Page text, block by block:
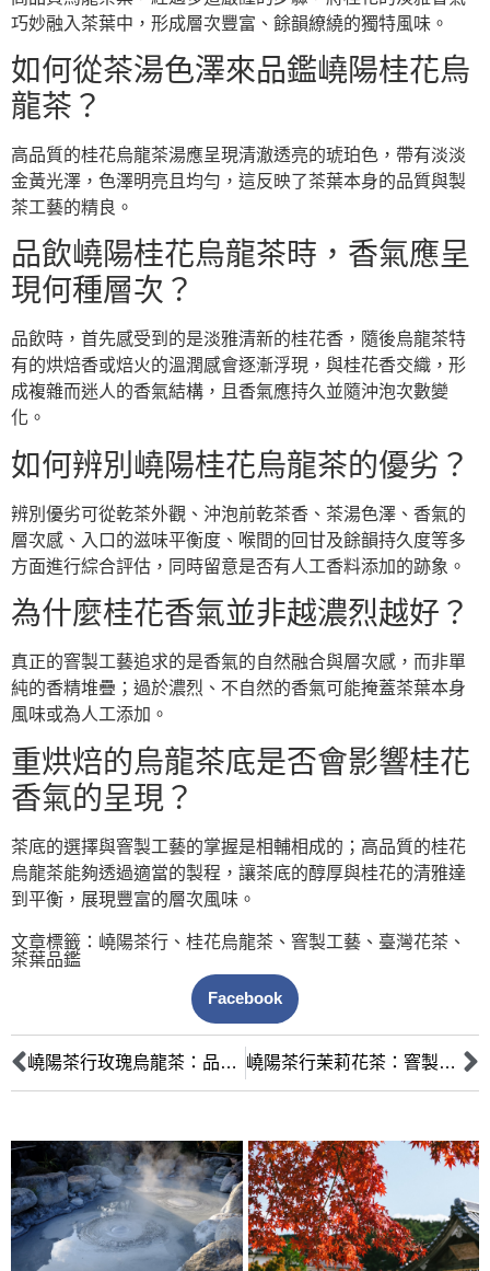
巧妙融入茶葉中，形成層次豐富、餘韻繚繞的獨特風味。
如何從茶湯色澤來品鑑嶢陽桂花烏
龍茶？
高品質的桂花烏龍茶湯應呈現清澈透亮的琥珀色，帶有淡淡
金黃光澤，色澤明亮且均勻，這反映了茶葉本身的品質與製
茶工藝的精良。
品飲嶢陽桂花烏龍茶時，香氣應呈
現何種層次？
品飲時，首先感受到的是淡雅清新的桂花香，隨後烏龍茶特
有的烘焙香或焙火的溫潤感會逐漸浮現，與桂花香交織，形
成複雜而迷人的香氣結構，且香氣應持久並隨沖泡次數變
化。
如何辨別嶢陽桂花烏龍茶的優劣？
辨別優劣可從乾茶外觀、沖泡前乾茶香、茶湯色澤、香氣的
層次感、入口的滋味平衡度、喉間的回甘及餘韻持久度等多
方面進行綜合評估，同時留意是否有人工香料添加的跡象。
為什麼桂花香氣並非越濃烈越好？
真正的窨製工藝追求的是香氣的自然融合與層次感，而非單
純的香精堆疊；過於濃烈、不自然的香氣可能掩蓋茶葉本身
風味或為人工添加。
重烘焙的烏龍茶底是否會影響桂花
香氣的呈現？
茶底的選擇與窨製工藝的掌握是相輔相成的；高品質的桂花
烏龍茶能夠透過適當的製程，讓茶底的醇厚與桂花的清雅達
到平衡，展現豐富的層次風味。
文章標籤： 嶢陽茶行 、 桂花烏龍茶 、 窨製工藝 、 臺灣花茶 、
茶葉品鑑
Facebook
嶢陽茶行玫瑰烏龍茶：品味優雅花香與身心舒緩的極致饗宴 嶢陽茶行茉莉花茶：窨製次數的藝術與清新解膩的極致品鑑